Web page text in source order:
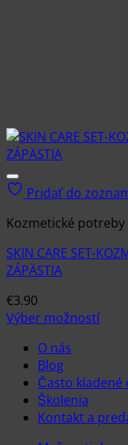
Pridať do
Kozmetické potreby
SKIN CARE SET-
ZÁPÄSTIA
€3.90
Výber možností
produkt
má
viacero
variantov.
Možnosti
O nás
Blog
Často kladené
Školenia
Kontakt a